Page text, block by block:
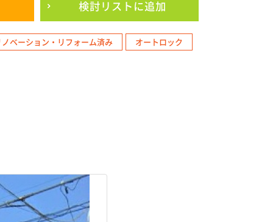
検討リストに追加
ベーション・リフォーム済み オートロック